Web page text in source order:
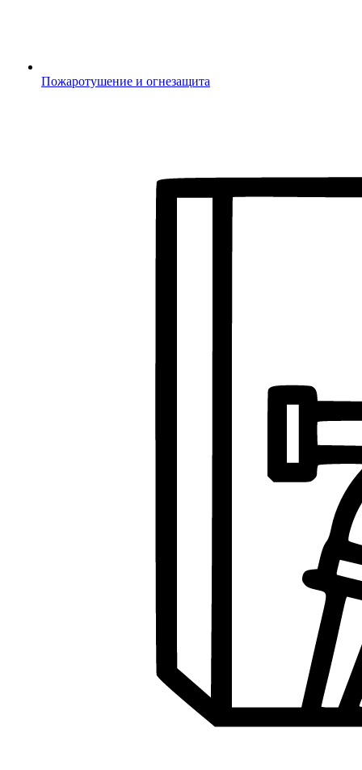
Пожаротушение и огнезащита